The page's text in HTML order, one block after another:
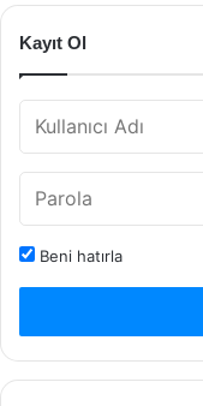
Kayıt Ol
Beni hatırla